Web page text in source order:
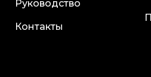
Руководство
Контакты